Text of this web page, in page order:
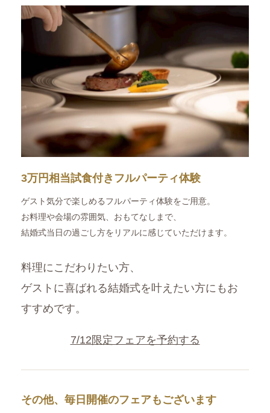
3万円相当試食付きフルパーティ体験
ゲスト気分で楽しめるフルパーティ体験をご用意。
お料理や会場の雰囲気、おもてなしまで、
結婚式当日の過ごし方をリアルに感じていただけます。
料理にこだわりたい方、
ゲストに喜ばれる結婚式を叶えたい方にもお
すすめです。
7/12限定フェアを予約する
その他、毎日開催のフェアもございます